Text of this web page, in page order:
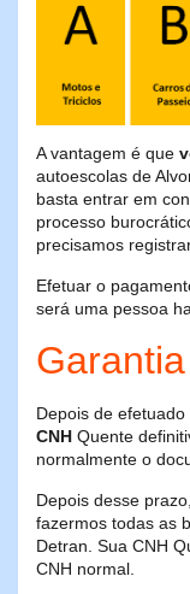
A vantagem é que
autoescolas de
basta entrar em
processo
precisamos
Efetuar o
será uma pessoa
Garantia
Depois de efetuado
CNH Quente
normalmente o
Depois desse
fazermos todas as
Detran. Sua CNH
CNH normal.